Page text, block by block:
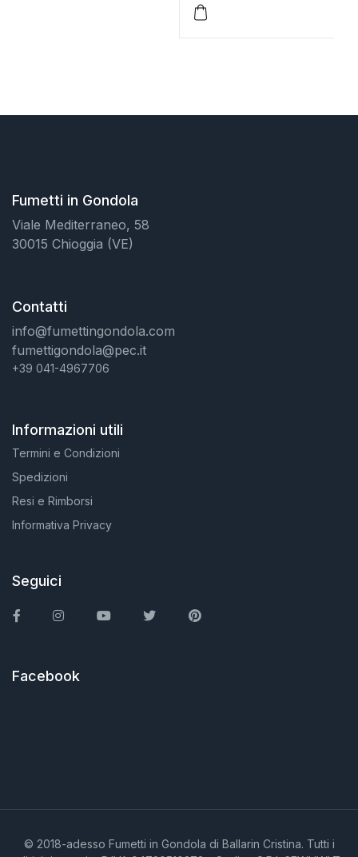
Fumetti in Gondola
Viale Mediterraneo, 58
30015 Chioggia (VE)
Contatti
info@fumettingondola.com
fumettigondola@pec.it
+39 041-4967706
Informazioni utili
Termini e Condizioni
Spedizioni
Resi e Rimborsi
Informativa Privacy
Seguici
FacebookInstagramYou TubeTwitter Pinterest
Facebook
© 2018-adesso Fumetti in Gondola di Ballarin Cristina. Tutti i